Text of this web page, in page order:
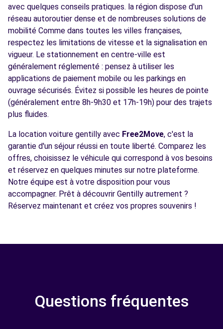
avec quelques conseils pratiques. la région dispose d'un
réseau autoroutier dense et de nombreuses solutions de
mobilité Comme dans toutes les villes françaises,
respectez les limitations de vitesse et la signalisation en
vigueur. Le stationnement en centre-ville est
généralement réglementé : pensez à utiliser les
applications de paiement mobile ou les parkings en
ouvrage sécurisés. Évitez si possible les heures de pointe
(généralement entre 8h-9h30 et 17h-19h) pour des trajets
plus fluides.
La location voiture gentilly avec Free2Move, c'est la
garantie d'un séjour réussi en toute liberté. Comparez les
offres, choisissez le véhicule qui correspond à vos besoins
et réservez en quelques minutes sur notre plateforme.
Notre équipe est à votre disposition pour vous
accompagner. Prêt à découvrir Gentilly autrement ?
Réservez maintenant et créez vos propres souvenirs !
Questions fréquentes